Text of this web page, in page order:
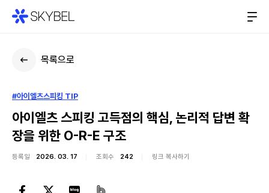
목록으로
#아이엘츠스피킹 TIP
아이엘츠 스피킹 고득점의 핵심, 논리적 답변 확
장을 위한 O-R-E 구조
등록일 2026. 03. 17 조회수 242 링크 복사하기